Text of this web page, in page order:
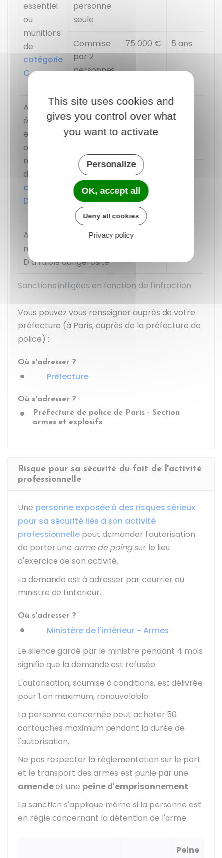
Sanctions infligées en fonction de l'infraction
essentiel
ou
munitions
de
catégorie
C
personne
seule
Commise
par 2
personnes
75 000 € 5 ans
Arme,
élément
essentiel
ou
munitions
de
catégorie
D
Commise
par 1
personne
15 000 € 1 an
Commise
par 2
personnes
ou plus
30 000 €
Arme, élément ou
munitions de catégorie
D à faible dangerosité
750 €
Vous pouvez vous renseigner auprès de votre
préfecture (à Paris, auprès de la préfecture de
police) :
Où s'adresser ?
Préfecture
Où s'adresser ?
Préfecture de police de Paris - Section
armes et explosifs
Risque pour sa sécurité du fait de l'activité
professionnelle
Une personne exposée à des risques sérieux
pour sa sécurité liés à son activité
professionnelle peut demander l'autorisation
de porter une arme de poingsur le lieu
d'exercice de son activité.
La demande est à adresser par courrier au
ministre de l'intérieur.
Où s'adresser ?
Ministère de l'intérieur - Armes
Le silence gardé par le ministre pendant 4 mois
signifie que la demande est refusée.
L'autorisation, soumise à conditions, est délivrée
pour 1 an maximum, renouvelable.
La personne concernée peut acheter 50
cartouches maximum pendant la durée de
l'autorisation.
Ne pas respecter la réglementation sur le port
et le transport des armes est punie par une
amendeet une peine d'emprisonnement.
La sanction s'applique même si la personne est
en règle concernant la détention de l'arme.
Peine
This site uses cookies and
gives you control over what
you want to activate
Personalize
OK, accept all
Deny all cookies
Privacy policy